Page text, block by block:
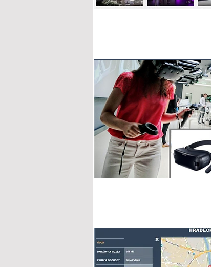
FB Turistika.cz
48 publikovaných 360° videí
55 000 zhlédnutí
250 000 oslovených
305 hodin sledování